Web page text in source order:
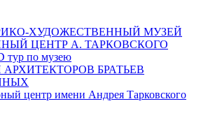
ХУДОЖЕСТВЕННЫЙ МУЗЕЙ
ЦЕНТР А. ТАРКОВСКОГО
тур по музею
БРАТЬЕВ
центр имени Андрея Тарковского